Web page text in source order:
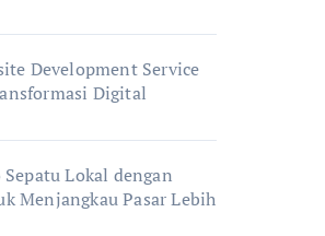
Development Service
Digital
Lokal dengan
Menjangkau Pasar Lebih